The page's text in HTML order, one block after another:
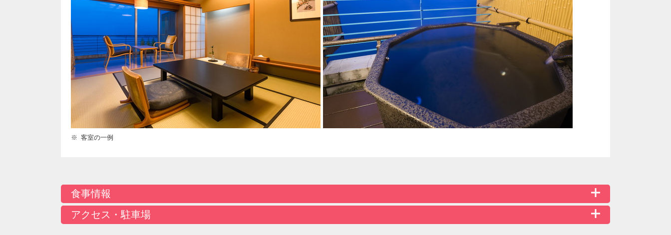
客室の一例
食事情報
アクセス・駐車場